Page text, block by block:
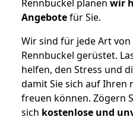
Rennbuckel planen wir
Angebotefür Sie.
Wir sind für jede Art
Rennbuckel gerüstet.
helfen, den Stress und
damit Sie sich auf Ihren
freuen können. Zögern
sich kostenlose und